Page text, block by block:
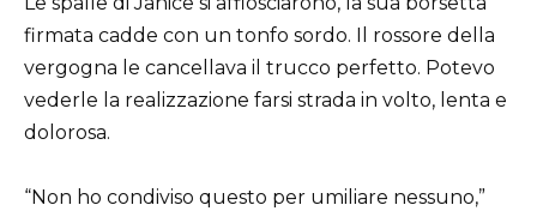
firmata cadde con un tonfo sordo. Il rossore della
vergogna le cancellava il trucco perfetto. Potevo
vederle la realizzazione farsi strada in volto, lenta e
dolorosa.
“Non ho condiviso questo per umiliare nessuno,”